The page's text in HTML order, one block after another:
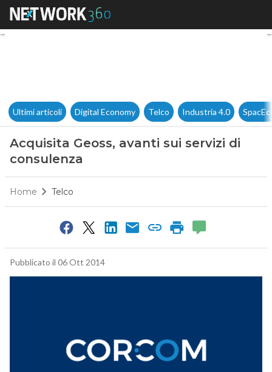
Acquisita Geoss, avanti sui
Ultimi articoli Digital Economy Telco Industria 4.0
Acquisita Geoss, avanti sui servizi di
consulenza
Home Telco
Pubblicato il 06 Ott 2014